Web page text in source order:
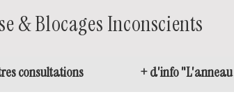
& Blocages Inconscients
consultations + d'info